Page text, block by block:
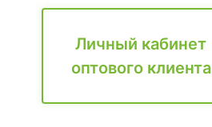
Личный кабинет
оптового клиента